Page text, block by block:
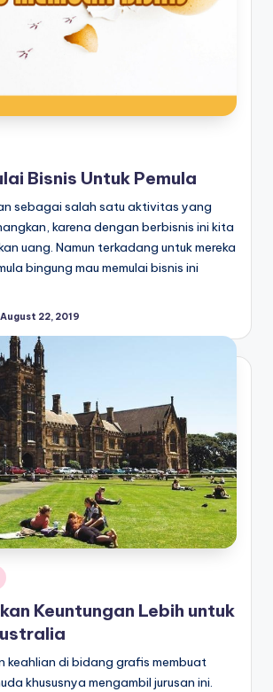
Bisnis Untuk Pemula
sebagai salah satu aktivitas yang
karena dengan berbisnis ini kita
uang. Namun terkadang untuk mereka
bingung mau memulai bisnis ini
August 22, 2019
Keuntungan Lebih untuk
keahlian di bidang grafis membuat
khususnya mengambil jurusan ini.